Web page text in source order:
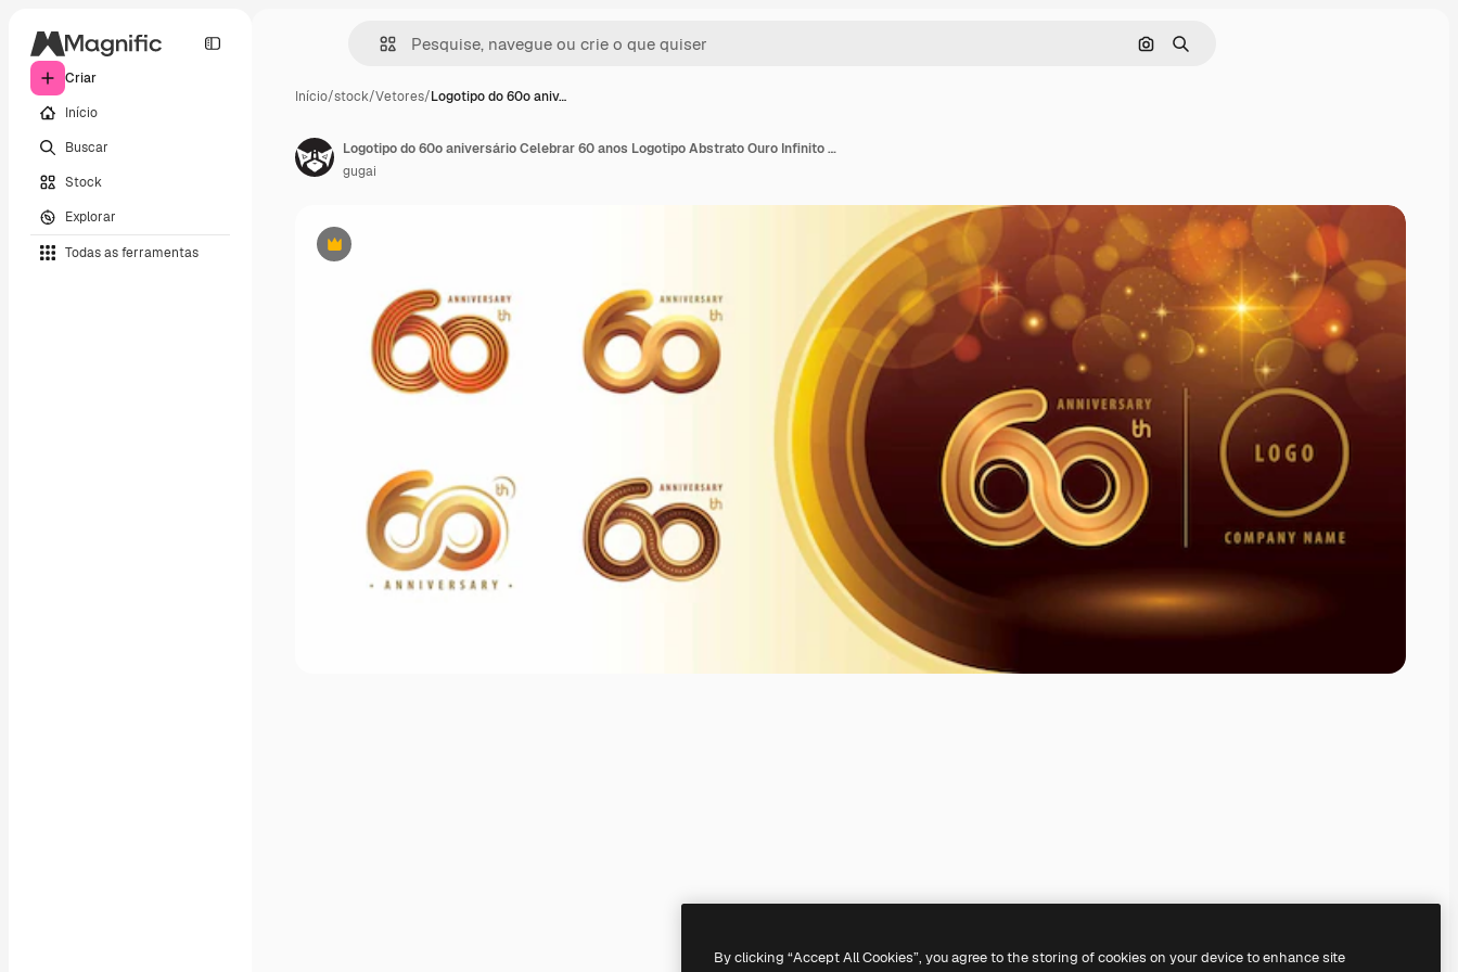
Criar
Início
Buscar
Stock
Explorar
Todas as ferramentas
Pesquisar por imagem
Buscar
Início/stock/Vetores/Logotipo do 60o aniv…
Premium
Logotipo do 60o aniversário Celebrar 60 anos Logotipo Abstrato Ouro Infinito Linha arredondada número 60
gugai
By clicking “Accept All Cookies”, you agree to the storing of cookies on your device to enhance site